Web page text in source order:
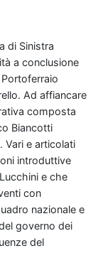
di Sinistra
a conclusione
Ad affiancare
composta
Biancotti
Vari e articolati
introduttive
e che
con
nazionale e
governo dei
del